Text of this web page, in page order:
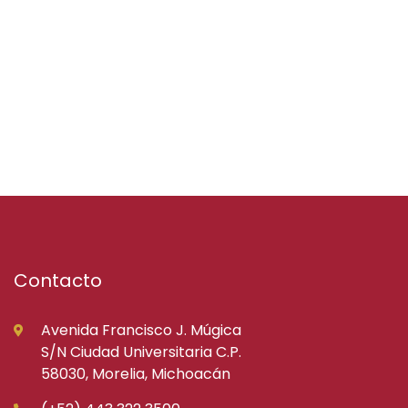
Contacto
Avenida Francisco J. Múgica
S/N Ciudad Universitaria C.P.
58030, Morelia, Michoacán